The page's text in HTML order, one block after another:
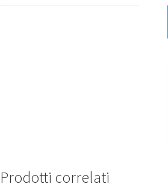
Prodotti correlati